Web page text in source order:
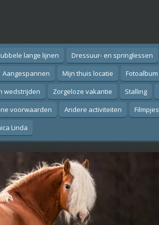
lange lijnen Dressuur- en springlessen
Aangespannen Mijn thuis locatie
Fotoalbum
wedstrijden Zorgeloze vakantie Stalling
voorwaarden Andere activiteiten
Filmpjes
Linda